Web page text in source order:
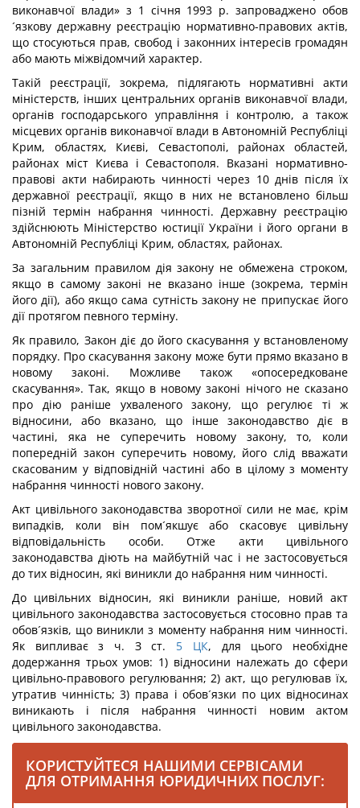
виконавчої влади» з 1 січня 1993 р. запроваджено обов
´язкову державну реєстрацію нормативно-правових актів,
що стосуються прав, свобод і законних інтересів громадян
або мають міжвідомчий характер.
Такій реєстрації, зокрема, підлягають нормативні акти
міністерств, інших центральних органів виконавчої влади,
органів господарського управління і контролю, а також
місцевих органів виконавчої влади в Автономній Республіці
Крим, областях, Києві, Севастополі, районах областей,
районах міст Києва і Севастополя. Вказані нормативно-
правові акти набирають чинності через 10 днів після їх
державної реєстрації, якщо в них не встановлено більш
пізній термін набрання чинності. Державну реєстрацію
здійснюють Міністерство юстиції України і його органи в
Автономній Республіці Крим, областях, районах.
За загальним правилом дія закону не обмежена строком,
якщо в самому законі не вказано інше (зокрема, термін
його дії), або якщо сама сутність закону не припускає його
дії протягом певного терміну.
Як правило, Закон діє до його скасування у встановленому
порядку. Про скасування закону може бути прямо вказано в
новому законі. Можливе також «опосередковане
скасування». Так, якщо в новому законі нічого не сказано
про дію раніше ухваленого закону, що регулює ті ж
відносини, або вказано, що інше законодавство діє в
частині, яка не суперечить новому закону, то, коли
попередній закон суперечить новому, його слід вважати
скасованим у відповідній частині або в цілому з моменту
набрання чинності нового закону.
Акт цивільного законодавства зворотної сили не має, крім
випадків, коли він пом´якшує або скасовує цивільну
відповідальність особи. Отже акти цивільного
законодавства діють на майбутній час і не застосовується
до тих відносин, які виникли до набрання ним чинності.
До цивільних відносин, які виникли раніше, новий акт
цивільного законодавства застосовується стосовно прав та
обов´язків, що виникли з моменту набрання ним чинності.
Як випливає з ч. З ст. 5 ЦК, для цього необхідне
додержання трьох умов: 1) відносини належать до сфери
цивільно-правового регулювання; 2) акт, що регулював їх,
утратив чинність; 3) права і обов´язки по цих відносинах
виникають і після набрання чинності новим актом
цивільного законодавства.
КОРИСТУЙТЕСЯ НАШИМИ СЕРВІСАМИ
ДЛЯ ОТРИМАННЯ ЮРИДИЧНИХ ПОСЛУГ: